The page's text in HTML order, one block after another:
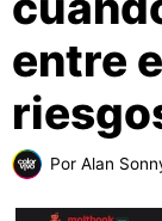
entre
Por Alan